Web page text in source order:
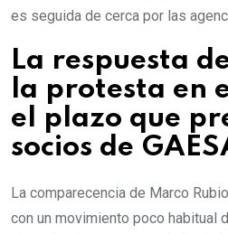
es seguida de cerca por las
La respuesta
la protesta en
el plazo que
socios de
La comparecencia de Marco
con un movimiento poco habitual